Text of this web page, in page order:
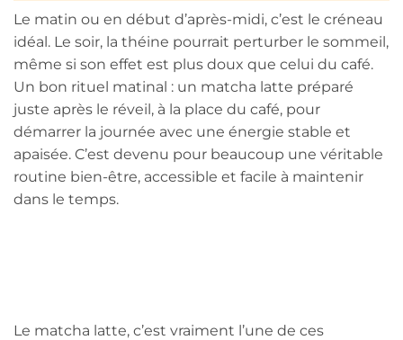
Le matin ou en début d’après-midi, c’est le créneau
idéal. Le soir, la théine pourrait perturber le sommeil,
même si son effet est plus doux que celui du café.
Un bon rituel matinal : un matcha latte préparé
juste après le réveil, à la place du café, pour
démarrer la journée avec une énergie stable et
apaisée. C’est devenu pour beaucoup une véritable
routine bien-être, accessible et facile à maintenir
dans le temps.
Le matcha latte, c’est vraiment l’une de ces